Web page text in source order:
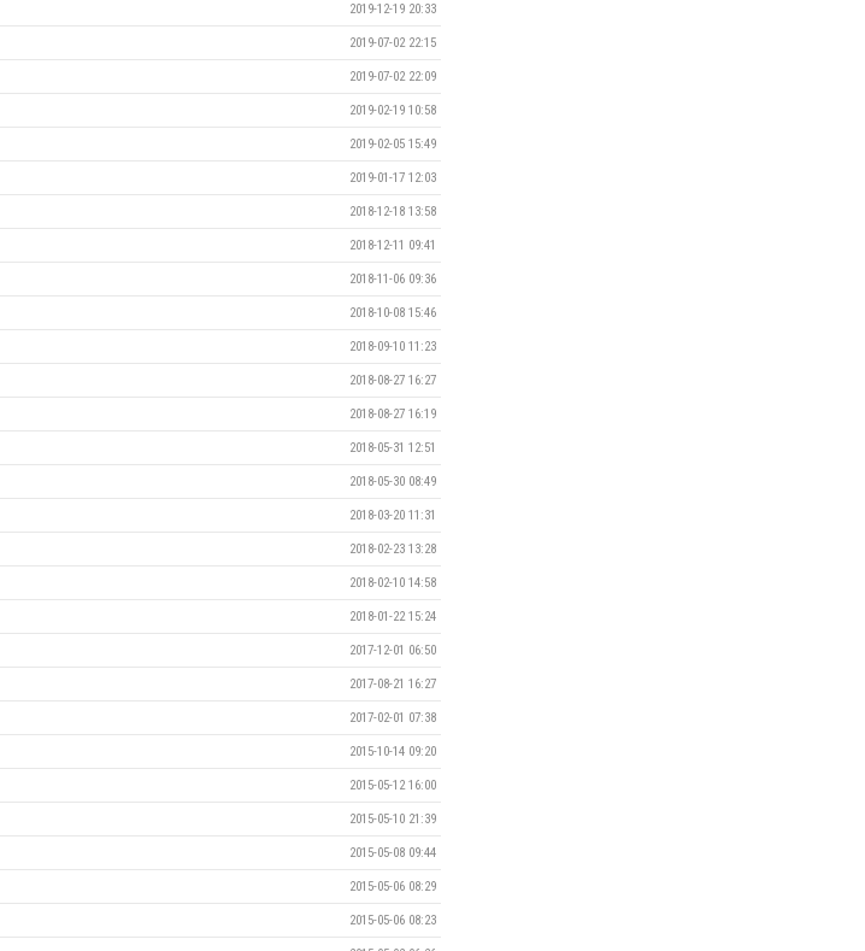
2019-12-19 20:33
2019-07-02 22:15
2019-07-02 22:09
2019-02-19 10:58
2019-02-05 15:49
2019-01-17 12:03
2018-12-18 13:58
2018-12-11 09:41
2018-11-06 09:36
2018-10-08 15:46
2018-09-10 11:23
2018-08-27 16:27
2018-08-27 16:19
2018-05-31 12:51
2018-05-30 08:49
2018-03-20 11:31
2018-02-23 13:28
2018-02-10 14:58
2018-01-22 15:24
2017-12-01 06:50
2017-08-21 16:27
2017-02-01 07:38
2015-10-14 09:20
2015-05-12 16:00
2015-05-10 21:39
2015-05-08 09:44
2015-05-06 08:29
2015-05-06 08:23